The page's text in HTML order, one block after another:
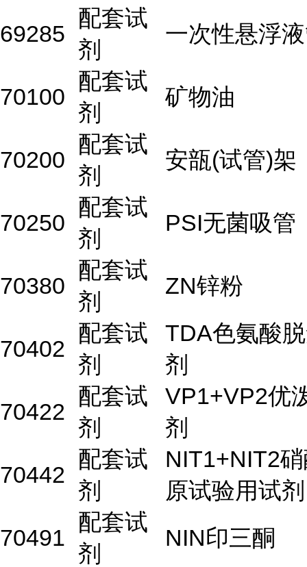
69285
配套试
剂
一次性悬浮
70100
配套试
剂
矿物油
70200
配套试
剂
安瓿(试管)架
70250
配套试
剂
PSI无菌吸管
70380
配套试
剂
ZN锌粉
70402
配套试
剂
TDA色氨酸
剂
70422
配套试
剂
VP1+VP2优
剂
70442
配套试
剂
NIT1+NIT2
原试验用试剂
70491
配套试
剂
NIN印三酮